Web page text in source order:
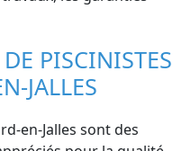
PISCINISTES
JALLES
en-Jalles sont des